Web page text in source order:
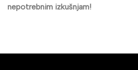
nepotrebnim izkušnjam!